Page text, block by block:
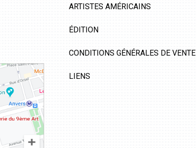
ARTISTES AMÉRICAINS
ÉDITION
CONDITIONS GÉNÉRALES DE VENTE
LIENS